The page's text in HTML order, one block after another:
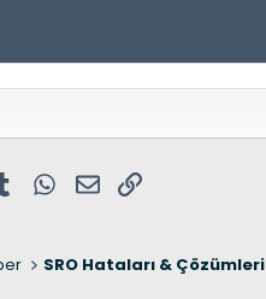
Tumblr WhatsApp
E-postaLink
SRO Hataları & Çözümleri